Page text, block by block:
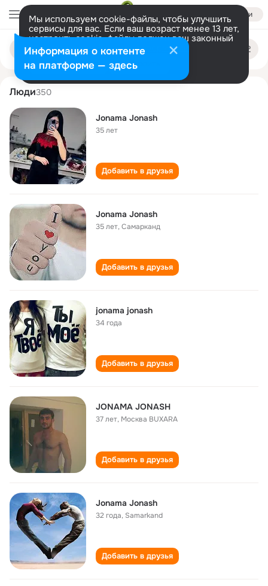
Войти
Мы используем cookie-файлы, чтобы улучшить
сервисы для вас. Если ваш возраст менее 13 лет,
настроить cookie-файлы должен ваш законный
представитель. Больше информации
Разрешить все Настроить
Поиск
людям
jonama jonash
Люди350
Jonama Jonash
35 лет
Добавить в друзья
Jonama Jonash
35 лет,Самарканд
Добавить в друзья
jonama jonash
34 года
Добавить в друзья
JONAMA JONASH
37 лет, Москва BUXARA
Добавить в друзья
Jonama Jonash
32 года, Samarkand
Добавить в друзья
Информация о контенте
на платформе — здесь